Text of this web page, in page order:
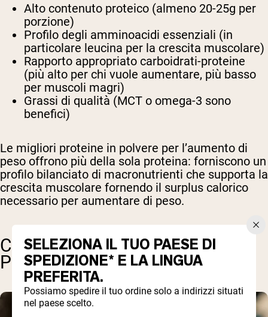
Alto contenuto proteico (almeno 20-25g per
porzione)
Profilo degli amminoacidi essenziali (in
particolare leucina per la crescita muscolare)
Rapporto appropriato carboidrati-proteine
(più alto per chi vuole aumentare, più basso
per muscoli magri)
Grassi di qualità (MCT o omega-3 sono
benefici)
Le migliori proteine in polvere per l’aumento di
peso offrono più della sola proteina: forniscono un
profilo bilanciato di macronutrienti che supporta la
crescita muscolare fornendo il surplus calorico
necessario per aumentare di peso.
CONFRONTO TRA PROTEINE IN
POLVERE
SELEZIONA IL TUO PAESE DI
SPEDIZIONE* E LA LINGUA
PREFERITA.
Possiamo spedire il tuo ordine solo a indirizzi situati
nel paese scelto.